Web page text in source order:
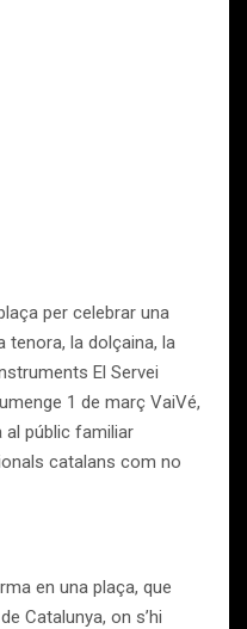
per celebrar una
tenora, la dolçaina, la
El Servei
1 de març VaiVé,
al públic familiar
catalans com no
en una plaça, que
Catalunya, on s’hi